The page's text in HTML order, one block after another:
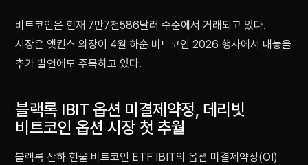
비트코인은 현재 7만7천586달러 수준에서 거래되고 있다.
시장은 앳킨스 의장이 4월 하순 비트코인 2026 행사에서 내놓을
추가 발언에도 주목하고 있다.
블랙록 IBIT 옵션 미결제약정, 데리빗
비트코인 옵션 시장 첫 추월
블랙록 산하 현물 비트코인 ETF IBIT의 옵션 미결제약정(OI)